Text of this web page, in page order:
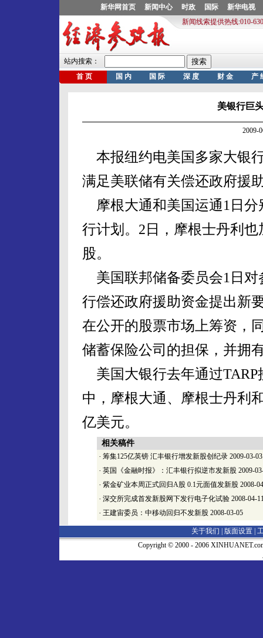
美银行巨
2009-
本报纽约电美国多家大银
满足美联储有关偿还政府援
摩根大通和美国运通1日分
行计划。2日，摩根士丹利
股。
美国联邦储备委员会1日对
行偿还政府援助资金提出新
在公开的股票市场上筹资，
储蓄保险公司的担保，并拥
美国大银行去年通过TARP
中，摩根大通、摩根士丹利
亿美元。
相关稿件
· 筹集125亿英镑 汇丰银行增发新股创纪录 2009-03-03
· 英国《金融时报》：汇丰银行拟逆市发新股 2009-
· 紫金矿业本周正式回归A股 0.1元面值发新股 2008-
· 深交所完成首发新股网下发行电子化试验 2008-04-
· 王建宙委员：中移动回归不发新股 2008-03-05
关于我们 | 版面设置
Copyright © 2000 - 2006